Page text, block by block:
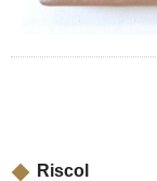
Riscol